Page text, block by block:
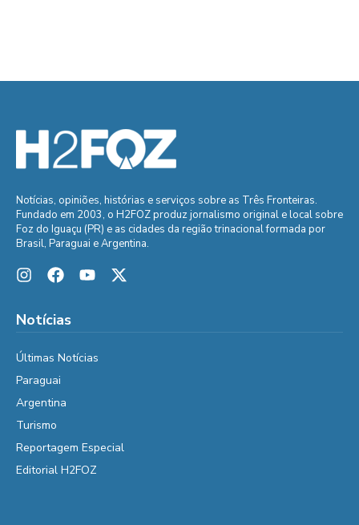
Notícias, opiniões, histórias e serviços sobre as Três Fronteiras.
Fundado em 2003, o H2FOZ produz jornalismo original e local sobre
Foz do Iguaçu (PR) e as cidades da região trinacional formada por
Brasil, Paraguai e Argentina.
Notícias
Últimas Notícias
Paraguai
Argentina
Turismo
Reportagem Especial
Editorial H2FOZ